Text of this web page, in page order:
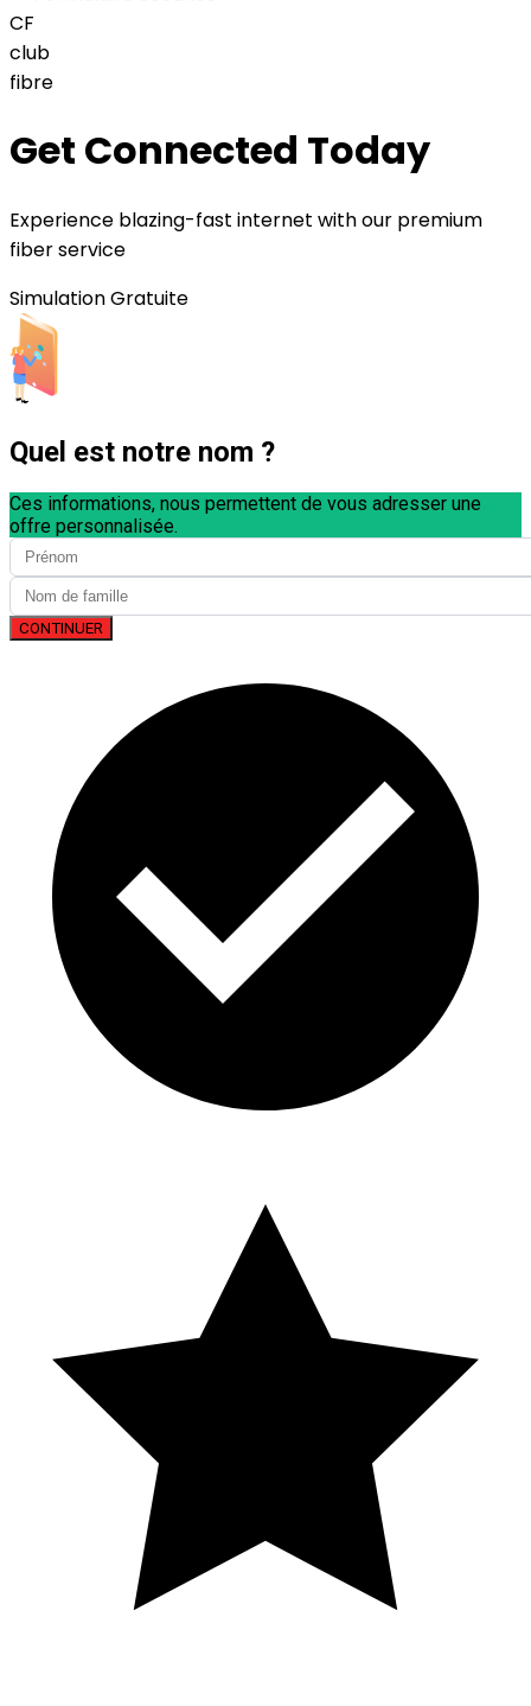
CF
club
fibre
Get Connected Today
Experience blazing-fast internet with our premium
fiber service
Simulation Gratuite
Quel est notre nom ?
Ces informations, nous permettent de vous adresser une
offre personnalisée.
CONTINUER